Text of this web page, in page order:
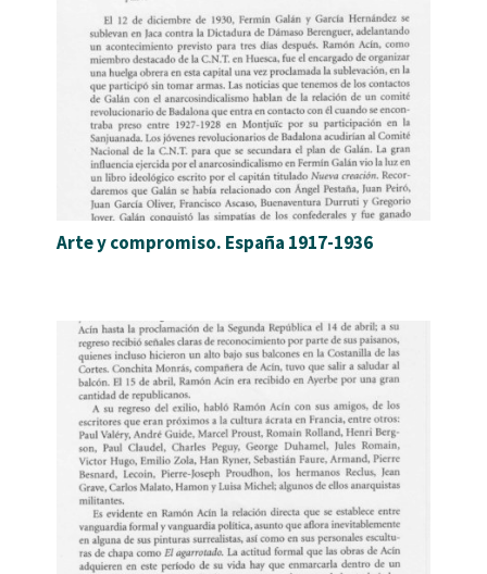
Arte y compromiso. España 1917-1936